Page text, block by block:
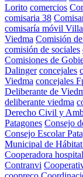
Lorito comercios
comisaria 38
comisaría móvil
Viedma Comisión
comisión de sociales
Comisiones de
Dalinger concejales
Viedma concejales
Deliberante de
deliberante viedma
Derecho Civil y
Patagones Consejo
Consejo Escolar
Municipal de Hábitat
Cooperadora
Contranvi